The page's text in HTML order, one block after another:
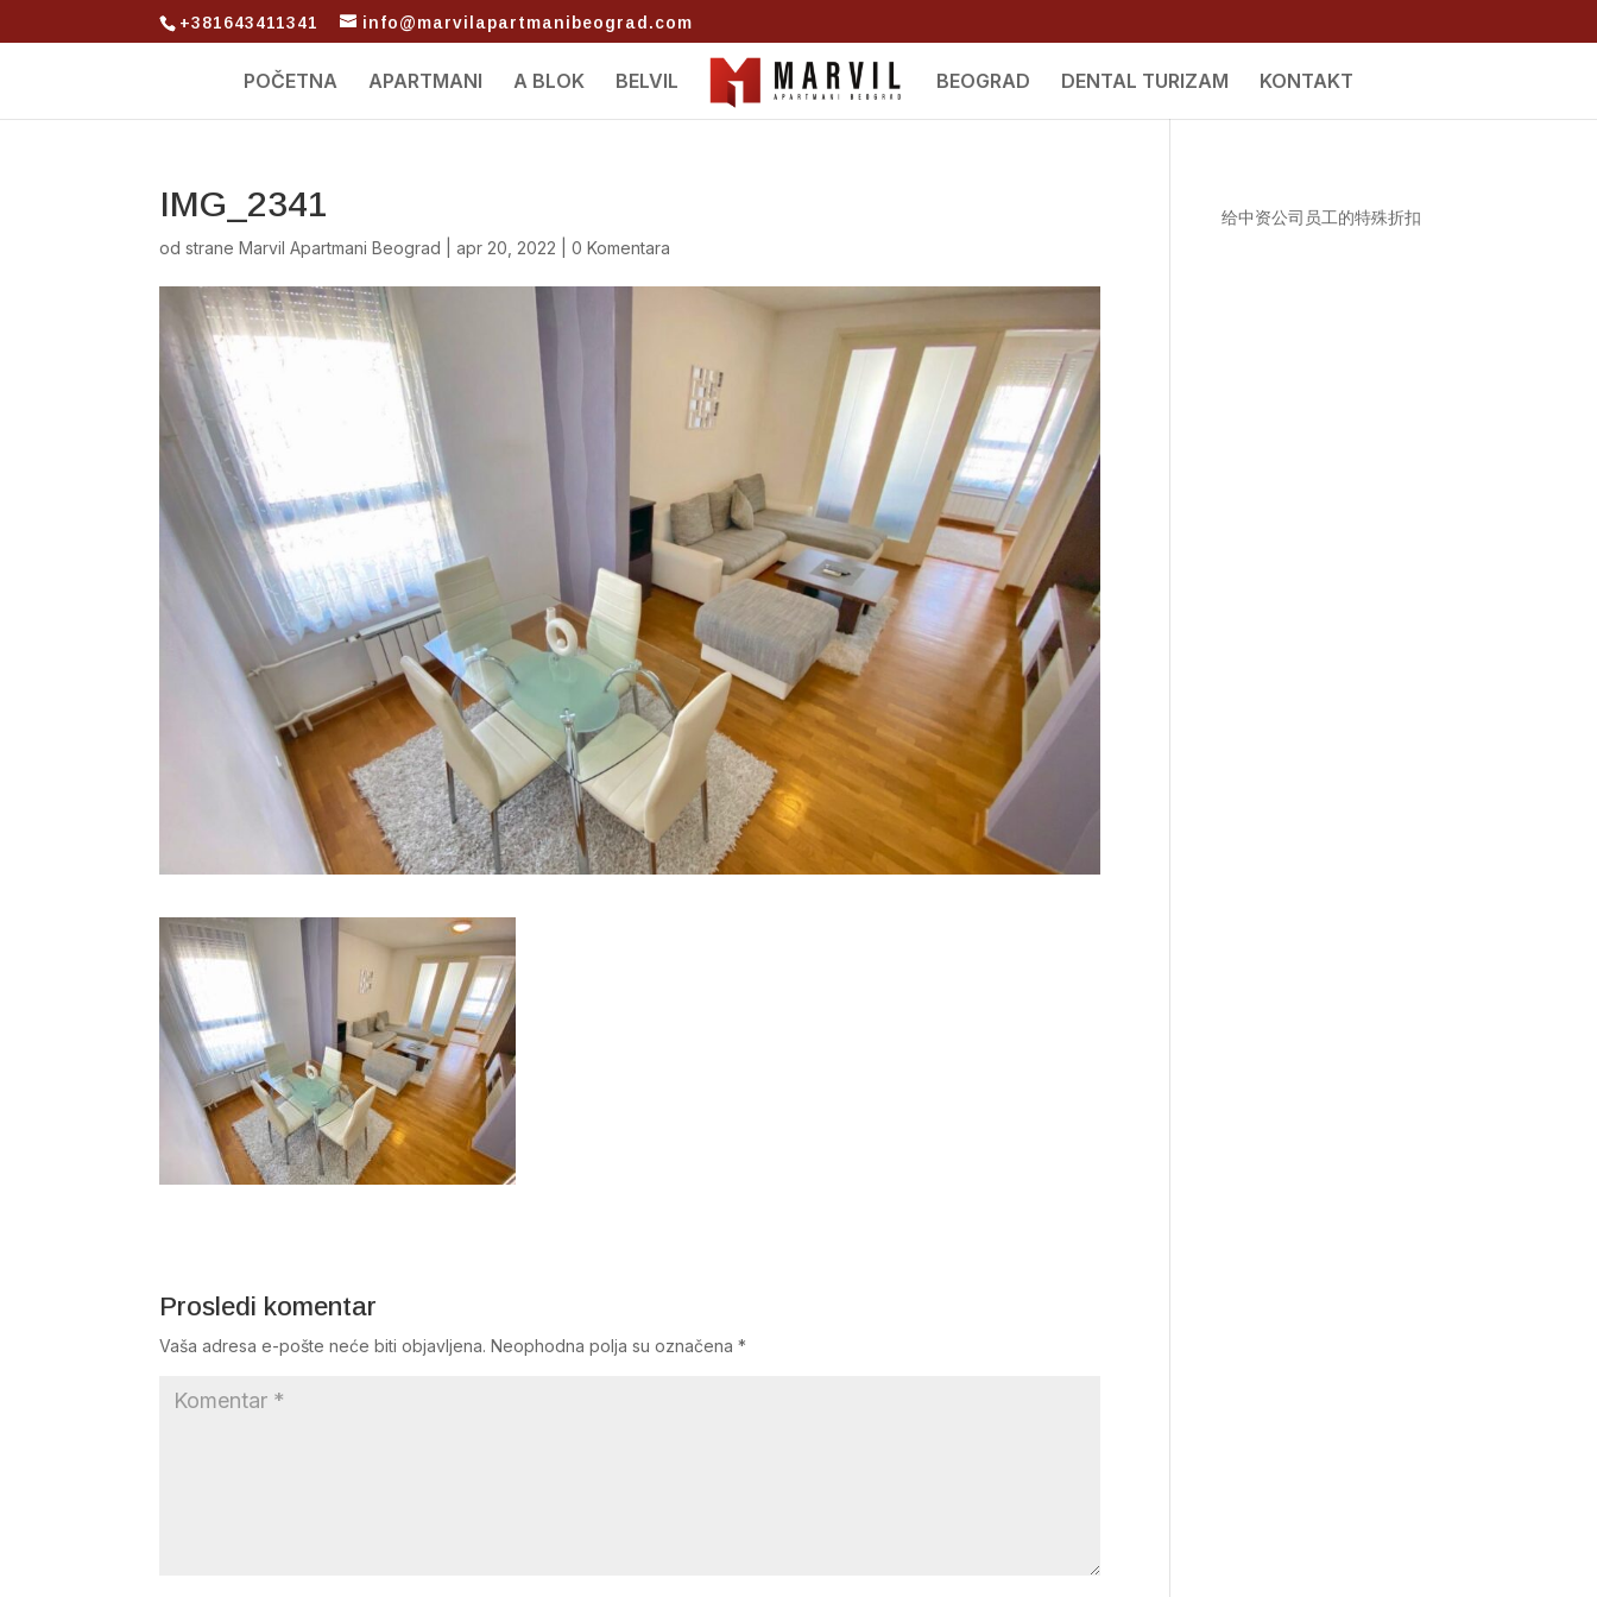
+381643411341 info@marvilapartmanibeograd.com
POČETNA APARTMANI A BLOK BELVIL BEOGRAD DENTAL TURIZAM KONTAKT
IMG_2341
od straneMarvil Apartmani Beograd |apr 20, 2022 |0 Komentara
Prosledi komentar
Vaša adresa e-pošte neće biti objavljena. Neophodna polja su označena*
给中资公司员工的特殊折扣